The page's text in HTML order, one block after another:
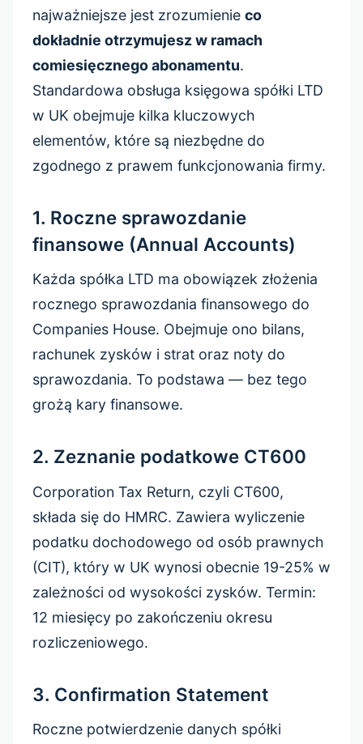
najważniejsze jest zrozumienie co
dokładnie otrzymujesz w ramach
comiesięcznego abonamentu.
Standardowa obsługa księgowa spółki LTD
w UK obejmuje kilka kluczowych
elementów, które są niezbędne do
zgodnego z prawem funkcjonowania firmy.
1. Roczne sprawozdanie
finansowe (Annual Accounts)
Każda spółka LTD ma obowiązek złożenia
rocznego sprawozdania finansowego do
Companies House. Obejmuje ono bilans,
rachunek zysków i strat oraz noty do
sprawozdania. To podstawa — bez tego
grożą kary finansowe.
2. Zeznanie podatkowe CT600
Corporation Tax Return, czyli CT600,
składa się do HMRC. Zawiera wyliczenie
podatku dochodowego od osób prawnych
(CIT), który w UK wynosi obecnie 19-25% w
zależności od wysokości zysków. Termin:
12 miesięcy po zakończeniu okresu
rozliczeniowego.
3. Confirmation Statement
Roczne potwierdzenie danych spółki